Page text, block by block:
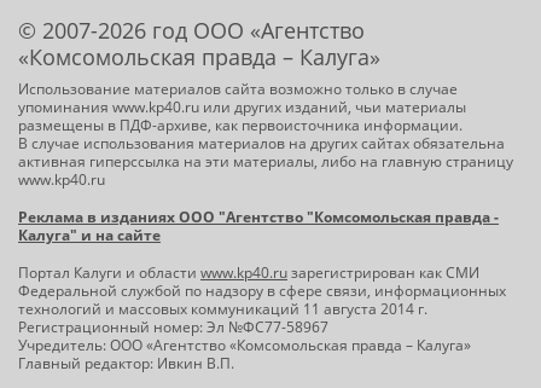
© 2007-2026 год ООО «Агентство
«Комсомольская правда – Калуга»
Использование материалов сайта возможно только в случае
упоминания www.kp40.ru или других изданий, чьи материалы
размещены в ПДФ-архиве, как первоисточника информации.
В случае использования материалов на других сайтах обязательна
активная гиперссылка на эти материалы, либо на главную страницу
www.kp40.ru
Реклама в изданиях ООО "Агентство "Комсомольская правда -
Калуга" и на сайте
Портал Калуги и области www.kp40.ruзарегистрирован как СМИ
Федеральной службой по надзору в сфере связи, информационных
технологий и массовых коммуникаций 11 августа 2014 г.
Регистрационный номер: Эл №ФС77-58967
Учредитель: ООО «Агентство «Комсомольская правда – Калуга»
Главный редактор: Ивкин В.П.